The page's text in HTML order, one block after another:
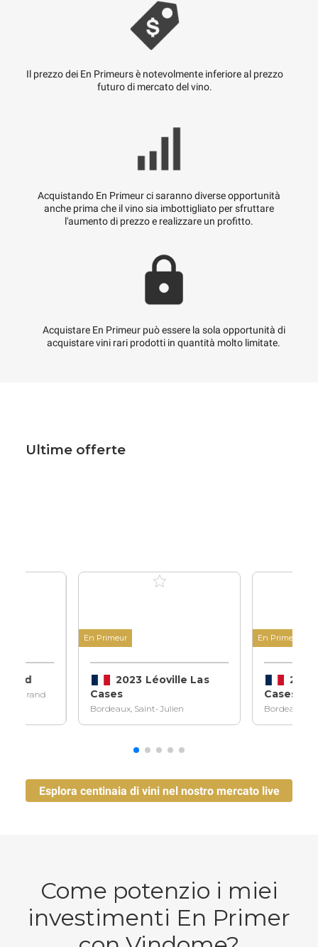
Il prezzo dei En Primeurs è notevolmente inferiore al prezzo
futuro di mercato del vino.
Acquistando En Primeur ci saranno diverse opportunità
anche prima che il vino sia imbottigliato per sfruttare
l'aumento di prezzo e realizzare un profitto.
Acquistare En Primeur può essere la sola opportunità di
acquistare vini rari prodotti in quantità molto limitate.
Ultime offerte
Grand
En Primeur
2023 Léoville Las
Cases
Bordeaux, Saint-Julien
En Primeur
Cases
Bordeaux,
Esplora centinaia di vini nel nostro mercato live
Come potenzio i miei
investimenti En Primer